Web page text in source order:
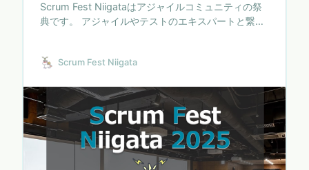
Scrum Fest Niigataはアジャイルコミュニティの祭
典です。 アジャイルやテストのエキスパートと繋が
できます。 参加者同士でアジャイルやテストのプラ
だけでなく、ここで出会ったエキスパートに困りご
とを相談することもできます。
Scrum Fest Niigata